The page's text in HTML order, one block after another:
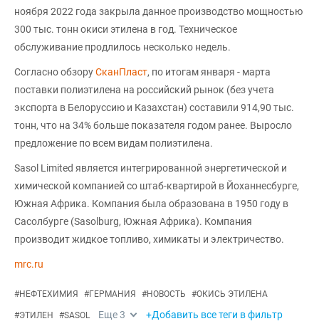
ноября 2022 года закрыла данное производство мощностью
300 тыс. тонн окиси этилена в год. Техническое
обслуживание продлилось несколько недель.
Согласно обзоруСканПласт, по итогам января - марта
поставки полиэтилена на российский рынок (без учета
экспорта в Белоруссию и Казахстан) составили 914,90 тыс.
тонн, что на 34% больше показателя годом ранее. Выросло
предложение по всем видам полиэтилена.
Sasol Limited является интегрированной энергетической и
химической компанией со штаб-квартирой в Йоханнесбурге,
Южная Африка. Компания была образована в 1950 году в
Сасолбурге (Sasolburg, Южная Африка). Компания
производит жидкое топливо, химикаты и электричество.
mrc.ru
#НЕФТЕХИМИЯ #ГЕРМАНИЯ #НОВОСТЬ #ОКИСЬ ЭТИЛЕНА
#ЭТИЛЕН #SASOL Еще3 +Добавить все теги в фильтр